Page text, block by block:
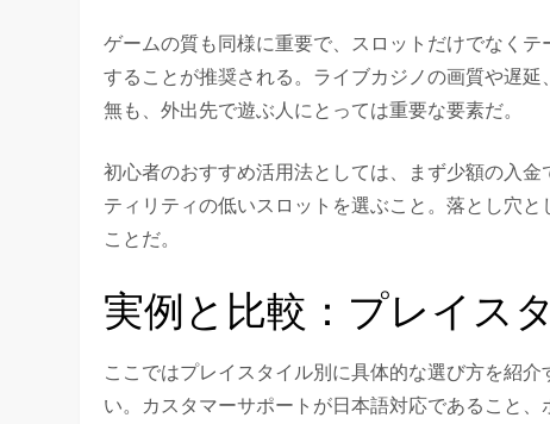
ゲームの質も同様に重要で、スロットだけでなく
することが推奨される。ライブカジノの画質や遅
無も、外出先で遊ぶ人にとっては重要な要素だ。
初心者のおすすめ活用法としては、まず少額の入
ティリティの低いスロットを選ぶこと。落とし穴
ことだ。
実例と比較：プレイス
ここではプレイスタイル別に具体的な選び方を紹
い。カスタマーサポートが日本語対応であること